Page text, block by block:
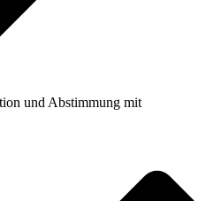
und Abstimmung mit